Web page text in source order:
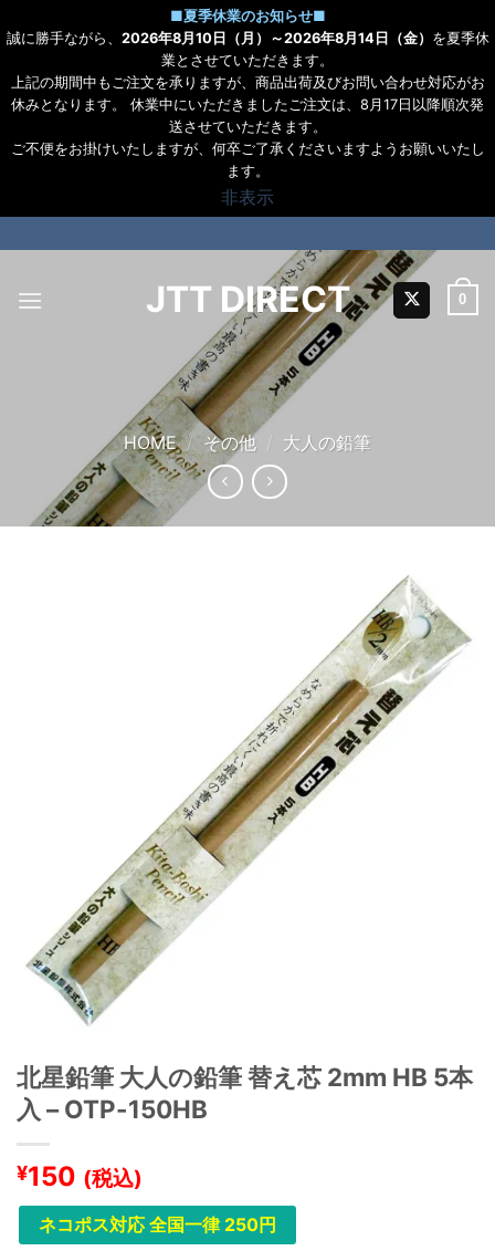
■夏季休業のお知らせ■
誠に勝手ながら、 2026年8月10日（月）～2026年8月14日（金） を夏季休
業とさせていただきます。
上記の期間中もご注文を承りますが、商品出荷及びお問い合わせ対応がお
休みとなります。 休業中にいただきましたご注文は、8月17日以降順次発
送させていただきます。
ご不便をお掛けいたしますが、何卒ご了承くださいますようお願いいたし
ます。
非表示
to
JTT DIRECT 0
HOME / その他 / 大人の鉛筆
北星鉛筆 大人の鉛筆 替え芯 2mm HB 5本
入 – OTP-150HB
¥150 (税込)
ネコポス対応 全国一律 250円